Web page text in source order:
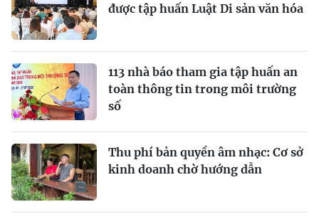
được tập huấn Luật Di sản văn hóa
113 nhà báo tham gia tập huấn an
toàn thông tin trong môi trường
số
Thu phí bản quyền âm nhạc: Cơ sở
kinh doanh chờ hướng dẫn